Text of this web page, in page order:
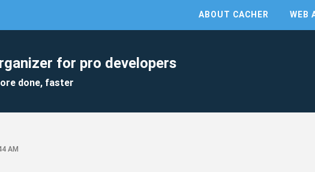
ABOUT CACHER WEB
for pro developers
done, faster
AM